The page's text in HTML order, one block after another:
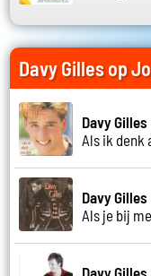
Davy Gilles op
Davy Gilles
Als ik denk
Davy Gilles
Als je bij
Davy Gilles